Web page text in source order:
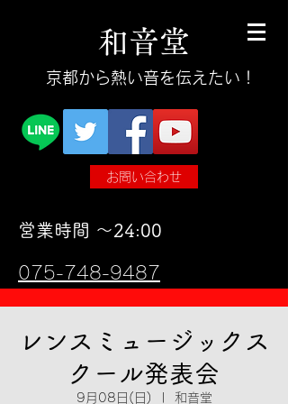
和音堂
​京都から熱い音を伝えたい！
お問い合わせ
​営業時間 〜24:00
075-748-9487
レンスミュージックス
クール発表会
9月08日(日) 和音堂